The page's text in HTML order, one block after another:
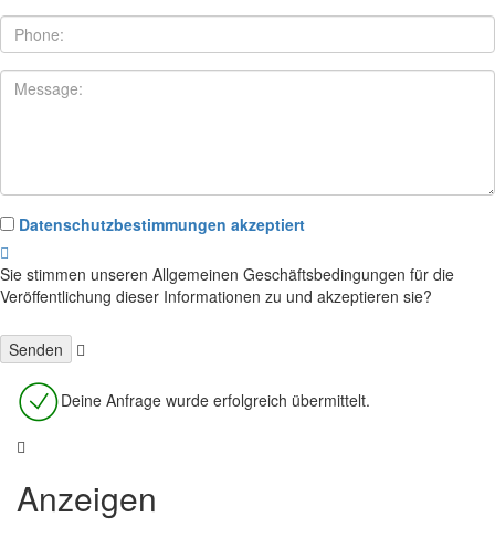
Datenschutzbestimmungen akzeptiert
Sie stimmen unseren Allgemeinen Geschäftsbedingungen für die
Veröffentlichung dieser Informationen zu und akzeptieren sie?
Deine Anfrage wurde erfolgreich übermittelt.
Anzeigen